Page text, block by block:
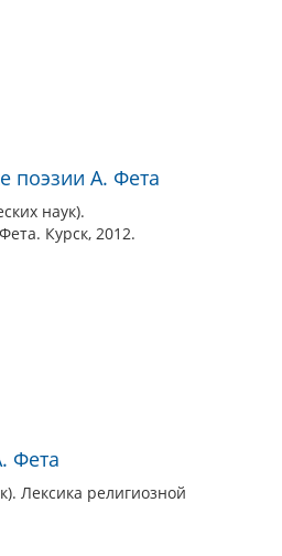
поэзии А. Фета
наук).
Курск, 2012.
Фета
Лексика религиозной